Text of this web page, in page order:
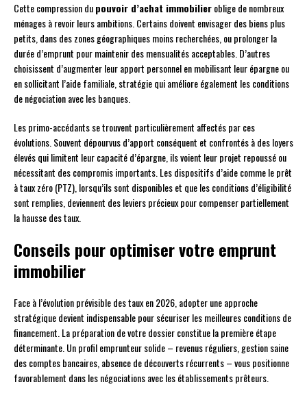
Cette compression dupouvoir d’achat immobilieroblige de nombreux
ménages à revoir leurs ambitions. Certains doivent envisager des biens plus
petits, dans des zones géographiques moins recherchées, ou prolonger la
durée d’emprunt pour maintenir des mensualités acceptables. D’autres
choisissent d’augmenter leur apport personnel en mobilisant leur épargne ou
en sollicitant l’aide familiale, stratégie qui améliore également les conditions
de négociation avec les banques.
Les primo-accédants se trouvent particulièrement affectés par ces
évolutions. Souvent dépourvus d’apport conséquent et confrontés à des loyers
élevés qui limitent leur capacité d’épargne, ils voient leur projet repoussé ou
nécessitant des compromis importants. Les dispositifs d’aide comme le prêt
à taux zéro (PTZ), lorsqu’ils sont disponibles et que les conditions d’éligibilité
sont remplies, deviennent des leviers précieux pour compenser partiellement
la hausse des taux.
Conseils pour optimiser votre emprunt
immobilier
Face à l’évolution prévisible des taux en 2026, adopter une approche
stratégique devient indispensable pour sécuriser les meilleures conditions de
financement. La préparation de votre dossier constitue la première étape
déterminante. Un profil emprunteur solide – revenus réguliers, gestion saine
des comptes bancaires, absence de découverts récurrents – vous positionne
favorablement dans les négociations avec les établissements prêteurs.